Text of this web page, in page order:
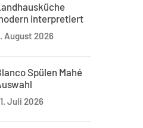
interpretiert
August 2026
Spülen Mahé
Juli 2026